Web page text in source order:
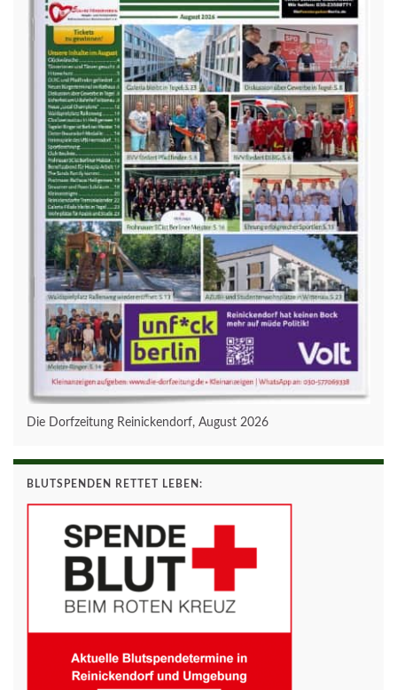
Die Dorfzeitung Reinickendorf, August 2026
BLUTSPENDEN RETTET LEBEN: